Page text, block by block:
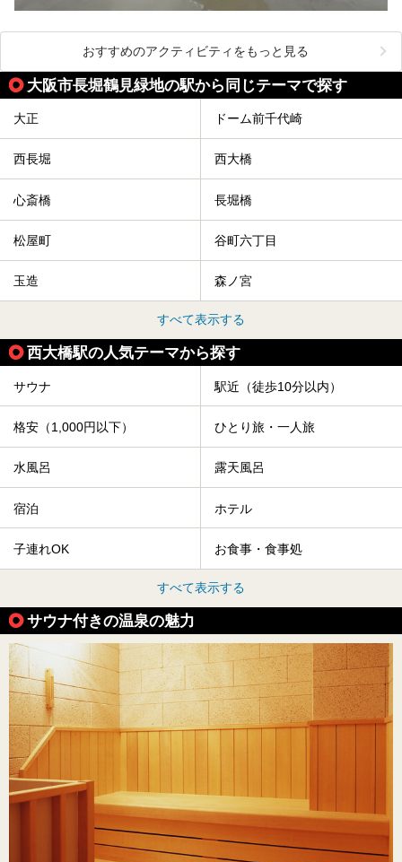
おすすめのアクティビティをもっと見る
大阪市長堀鶴見緑地の駅から同じテーマで探す
大正 ドーム前千代崎
西長堀 西大橋
心斎橋 長堀橋
松屋町 谷町六丁目
玉造 森ノ宮
すべて表示する
西大橋駅の人気テーマから探す
サウナ 駅近（徒歩10分以内）
格安（1,000円以下） ひとり旅・一人旅
水風呂 露天風呂
宿泊 ホテル
子連れOK お食事・食事処
すべて表示する
サウナ付きの温泉の魅力